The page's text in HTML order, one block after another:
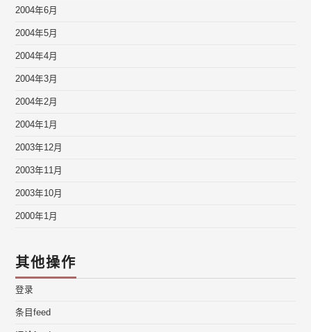
2004年6月
2004年5月
2004年4月
2004年3月
2004年2月
2004年1月
2003年12月
2003年11月
2003年10月
2000年1月
其他操作
登录
条目feed